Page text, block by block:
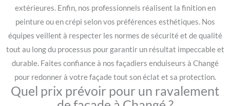
extérieures. Enfin, nos professionnels réalisent la finition en
peinture ou en crépi selon vos préférences esthétiques. Nos
équipes veillent à respecter les normes de sécurité et de qualité
tout au long du processus pour garantir un résultat impeccable et
durable. Faites confiance à nos façadiers enduiseurs à Changé
pour redonner à votre façade tout son éclat et sa protection.
Quel prix prévoir pour un ravalement